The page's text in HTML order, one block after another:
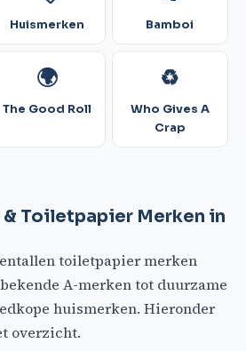
Huismerken Bamboi
🌍
The Good Roll
♻️
Who Gives A
Crap
& Toiletpapier Merken in
toiletpapier merken
A-merken tot duurzame
huismerken. Hieronder
overzicht.